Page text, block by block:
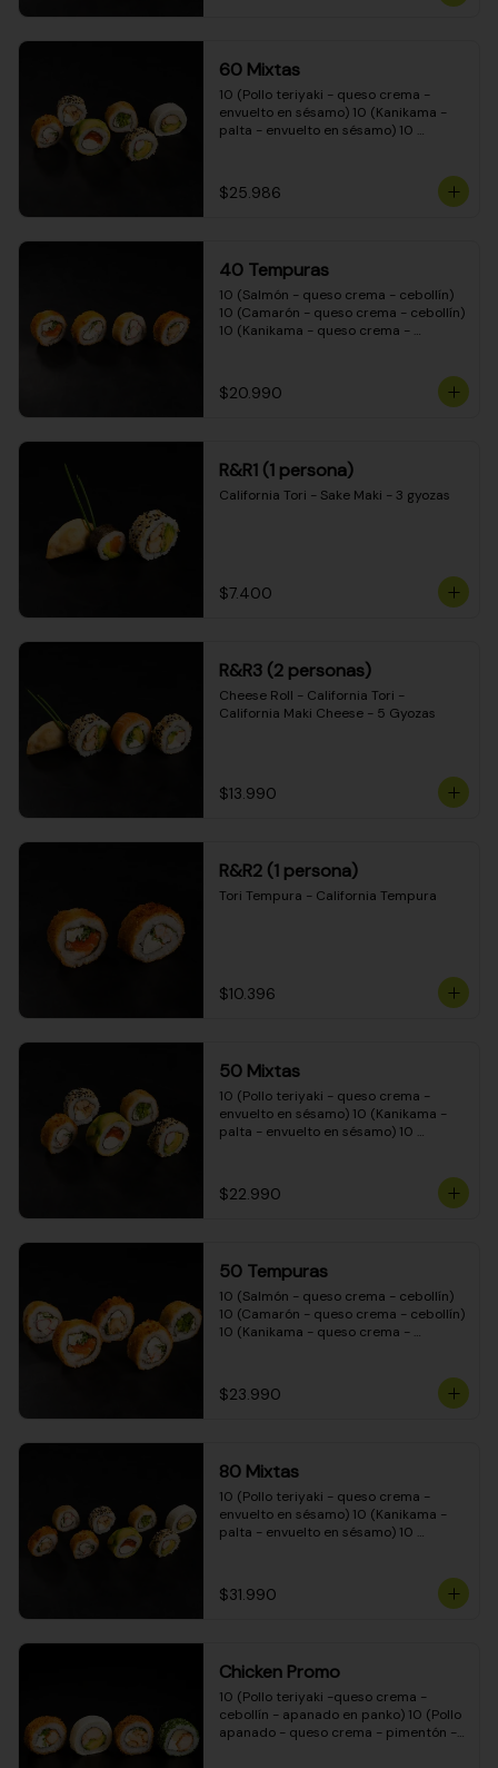
(Pimentón - queso crema - cebollín -
envuelto en masa tempura)
60 Mixtas
10 (Pollo teriyaki - queso crema -
envuelto en sésamo) 10 (Kanikama -
palta - envuelto en sésamo) 10
envuelto en queso crema) 10
(Camarón - queso crema - cebollín -
$25.986
40 Tempuras
10 (Salmón - queso crema - cebollín)
10 (Camarón - queso crema - cebollín)
10 (Kanikama - queso crema -
$20.990
R&R1 (1 persona)
California Tori - Sake Maki - 3 gyozas
$7.400
R&R3 (2 personas)
Cheese Roll - California Tori -
California Maki Cheese - 5 Gyozas
$13.990
R&R2 (1 persona)
Tori Tempura - California Tempura
$10.396
50 Mixtas
10 (Pollo teriyaki - queso crema -
envuelto en sésamo) 10 (Kanikama -
palta - envuelto en sésamo) 10
cebollín - envuelto en masa tempura)
10 (Pimentón - queso crema - cebollín
$22.990
50 Tempuras
10 (Salmón - queso crema - cebollín)
10 (Camarón - queso crema - cebollín)
10 (Kanikama - queso crema -
crema - cebollín)
$23.990
80 Mixtas
10 (Pollo teriyaki - queso crema -
envuelto en sésamo) 10 (Kanikama -
palta - envuelto en sésamo) 10
envuelto en queso crema) 10
(Camarón - queso crema - cebollín -
teriyaki - queso crema - cebollín -
envuelto en masa tempura) 10
(Pimentón - queso crema - cebollín -
envuelto en masa tempura)
$31.990
Chicken Promo
10 (Pollo teriyaki -queso crema -
cebollín - apanado en panko) 10 (Pollo
apanado - queso crema - pimentón -